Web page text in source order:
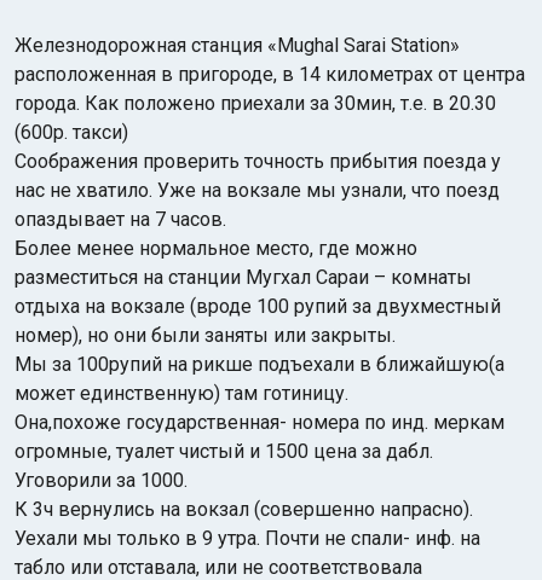
Железнодорожная станция «Mughal Sarai Station»
расположенная в пригороде, в 14 километрах от центра
города. Как положено приехали за 30мин, т.е. в 20.30
(600р. такси)
Соображения проверить точность прибытия поезда у
нас не хватило. Уже на вокзале мы узнали, что поезд
опаздывает на 7 часов.
Более менее нормальное место, где можно
разместиться на станции Мугхал Сараи – комнаты
отдыха на вокзале (вроде 100 рупий за двухместный
номер), но они были заняты или закрыты.
Мы за 100рупий на рикше подъехали в ближайшую(а
может единственную) там готиницу.
Она,похоже государственная- номера по инд. меркам
огромные, туалет чистый и 1500 цена за дабл.
Уговорили за 1000.
К 3ч вернулись на вокзал (совершенно напрасно).
Уехали мы только в 9 утра. Почти не спали- инф. на
табло или отставала, или не соответствовала